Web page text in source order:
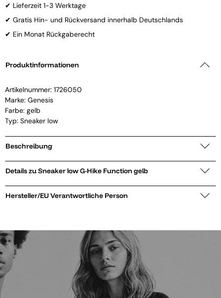
✔ Lieferzeit 1-3 Werktage
✔ Gratis Hin- und Rückversand innerhalb Deutschlands
✔ Ein Monat Rückgaberecht
Produktinformationen
Artikelnummer: 1726050
Marke: Genesis
Farbe: gelb
Typ: Sneaker low
Beschreibung
Details zu Sneaker low G-Hike Function gelb
Hersteller/EU Verantwortliche Person